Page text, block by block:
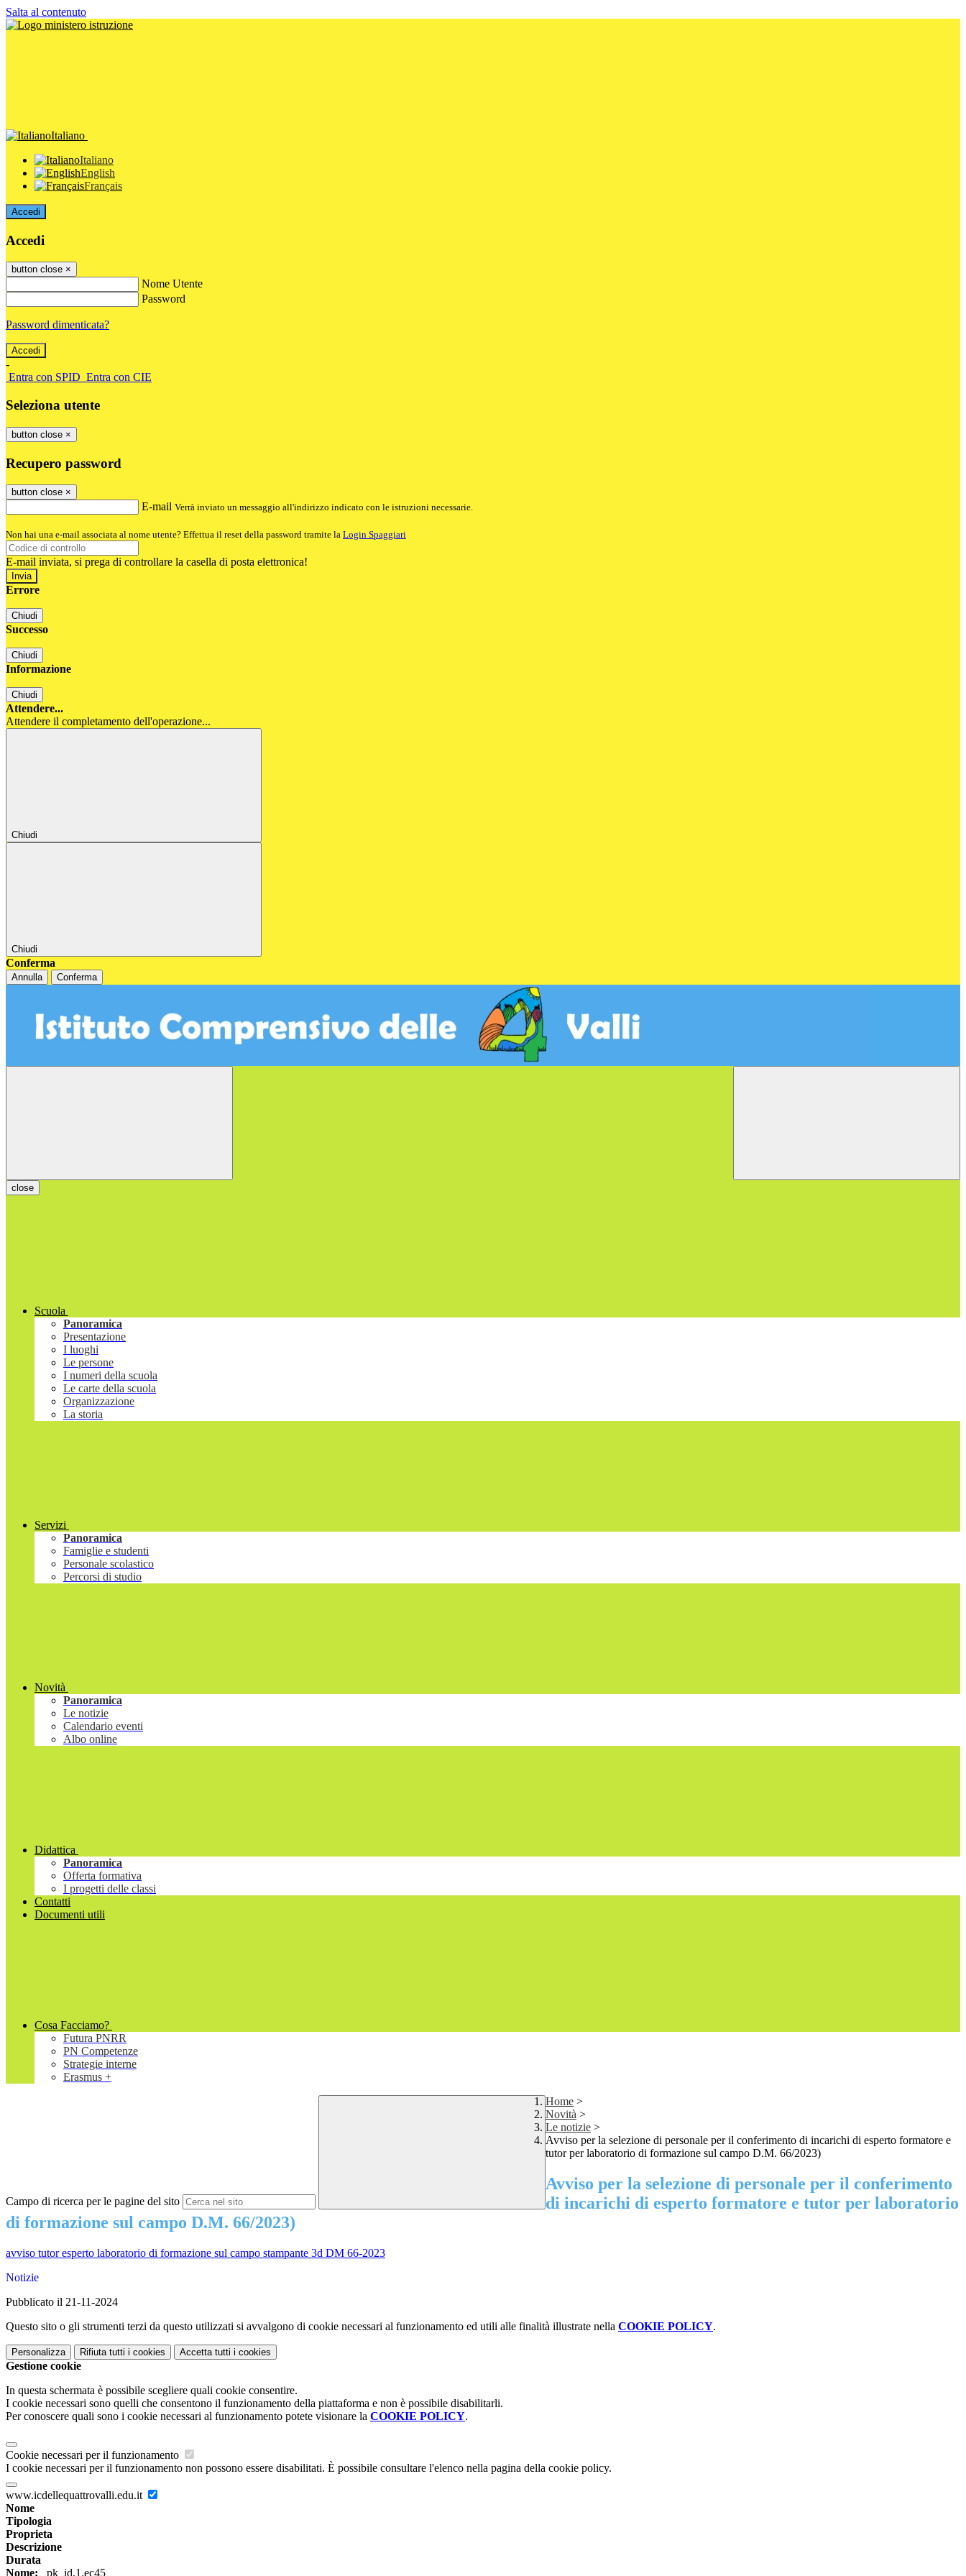
Salta al contenuto
Italiano
Italiano
English
Français
Accedi
Accedi
button close ×
Nome Utente
Password
Password dimenticata?
-
Entra con SPID Entra con CIE
Seleziona utente
button close ×
Recupero password
button close ×
E-mail Verrà inviato un messaggio all'indirizzo indicato con le istruzioni necessarie.
Non hai una e-mail associata al nome utente? Effettua il reset della password tramite la Login Spaggiari
E-mail inviata, si prega di controllare la casella di posta elettronica!
Errore
Chiudi
Successo
Chiudi
Informazione
Chiudi
Attendere...
Attendere il completamento dell'operazione...
Chiudi
Chiudi
Conferma
Annulla Conferma
close
Scuola
Panoramica
Presentazione
I luoghi
Le persone
I numeri della scuola
Le carte della scuola
Organizzazione
La storia
Servizi
Panoramica
Famiglie e studenti
Personale scolastico
Percorsi di studio
Novità
Panoramica
Le notizie
Calendario eventi
Albo online
Didattica
Panoramica
Offerta formativa
I progetti delle classi
Contatti
Documenti utili
Cosa Facciamo?
Futura PNRR
PN Competenze
Strategie interne
Erasmus +
Campo di ricerca per le pagine del sito
Home >
Novità >
Le notizie >
Avviso per la selezione di personale per il conferimento di incarichi di esperto formatore e
tutor per laboratorio di formazione sul campo D.M. 66/2023)
Avviso per la selezione di personale per il conferimento
di incarichi di esperto formatore e tutor per laboratorio
di formazione sul campo D.M. 66/2023)
avviso tutor esperto laboratorio di formazione sul campo stampante 3d DM 66-2023
Notizie
Pubblicato il 21-11-2024
Questo sito o gli strumenti terzi da questo utilizzati si avvalgono di cookie necessari al funzionamento ed utili alle finalità illustrate nella COOKIE POLICY.
Personalizza Rifiuta tutti i cookies Accetta tutti i cookies
Gestione cookie
In questa schermata è possibile scegliere quali cookie consentire.
I cookie necessari sono quelli che consentono il funzionamento della piattaforma e non è possibile disabilitarli.
Per conoscere quali sono i cookie necessari al funzionamento potete visionare la COOKIE POLICY.
Cookie necessari per il funzionamento
I cookie necessari per il funzionamento non possono essere disabilitati. È possibile consultare l'elenco nella pagina della cookie policy.
www.icdellequattrovalli.edu.it
Nome
Tipologia
Proprieta
Descrizione
Durata
Nome: _pk_id.1.ec45